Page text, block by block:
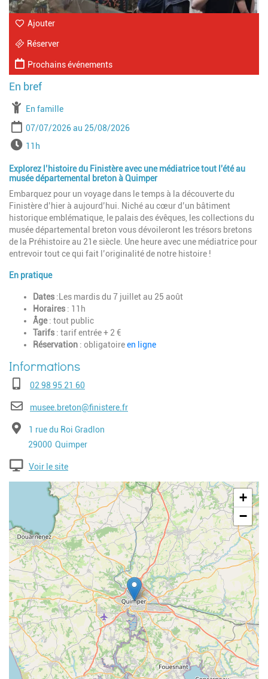
Ajouter
Réserver
Prochains événements
À partir de
En famille
Période
Date de début
07/07/2026 Date de fin
25/08/2026
Horaires
11h
Explorez l’histoire du Finistère avec une médiatrice tout l'été au
musée départemental breton à Quimper
Embarquez pour un voyage dans le temps à la découverte du
Finistère d’hier à aujourd’hui. Niché au cœur d’un bâtiment
historique emblématique, le palais des évêques, les collections du
musée départemental breton vous dévoileront les trésors bretons
de la Préhistoire au 21e siècle. Une heure avec une médiatrice pour
entrevoir tout ce qui fait l’originalité de notre histoire !
En pratique
Dates :Les mardis du 7 juillet au 25 août
Horaires : 11h
Âge: tout public
Tarifs : tarif entrée + 2 €
Réservation : obligatoireen ligne
Téléphone02 98 95 21 60
E-mailmusee.breton@finistere.fr
Adresse1 rue du Roi Gradlon
Code postal
29000 Ville
Quimper
Voir le site
Geolocalisation
+
−